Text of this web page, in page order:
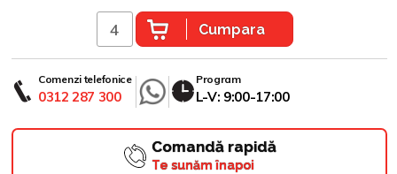
Cumpara
Comenzi telefonice
0312 287 300
Program
L-V: 9:00-17:00
Comandă rapidă
Te sunăm înapoi